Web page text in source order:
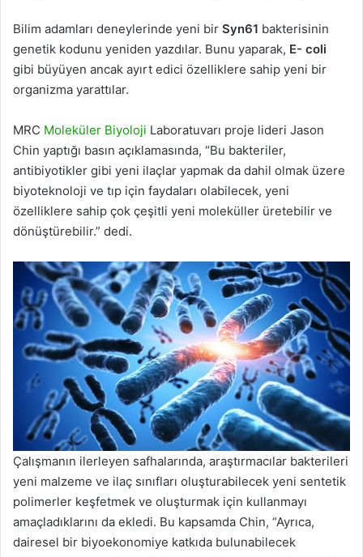
Bilim adamları deneylerinde yeni bir Syn61 bakterisinin
genetik kodunu yeniden yazdılar. Bunu yaparak, E- coli
gibi büyüyen ancak ayırt edici özelliklere sahip yeni bir
organizma yarattılar.
MRC Moleküler Biyoloji Laboratuvarı proje lideri Jason
Chin yaptığı basın açıklamasında, “Bu bakteriler,
antibiyotikler gibi yeni ilaçlar yapmak da dahil olmak üzere
biyoteknoloji ve tıp için faydaları olabilecek, yeni
özelliklere sahip çok çeşitli yeni moleküller üretebilir ve
dönüştürebilir.” dedi.
Çalışmanın ilerleyen safhalarında, araştırmacılar bakterileri
yeni malzeme ve ilaç sınıfları oluşturabilecek yeni sentetik
polimerler keşfetmek ve oluşturmak için kullanmayı
amaçladıklarını da ekledi. Bu kapsamda Chin, “Ayrıca,
dairesel bir biyoekonomiye katkıda bulunabilecek